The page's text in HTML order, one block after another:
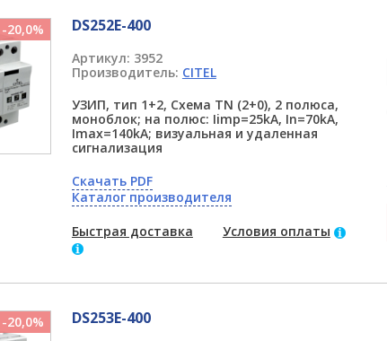
-20,0% DS252E-400
Артикул: 3952
Производитель: CITEL
УЗИП, тип 1+2, Схема TN (2+0), 2 полюса,
моноблок; на полюс: Iimp=25kA, In=70kA,
Imax=140kA; визуальная и удаленная
сигнализация
Скачать PDF
Каталог производителя
Быстрая доставка
Условия оплаты
-20,0% DS253E-400